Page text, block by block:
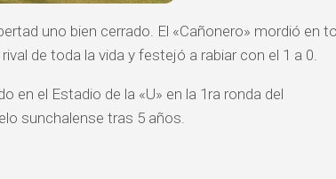
uno bien cerrado. El «Cañonero» mordió en
de toda la vida y festejó a rabiar con el 1 a 0.
en el Estadio de la «U» en la 1ra ronda del
sunchalense tras 5 años.